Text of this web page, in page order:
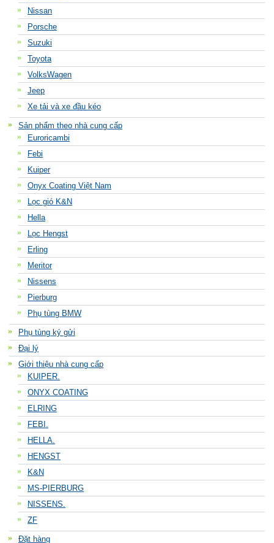
Nissan
Porsche
Suzuki
Toyota
VolksWagen
Jeep
Xe tải và xe đầu kéo
Sản phẩm theo nhà cung cấp
Euroricambi
Febi
Kuiper
Onyx Coating Việt Nam
Lọc gió K&N
Hella
Lọc Hengst
Erling
Meritor
Nissens
Pierburg
Phụ tùng BMW
Phụ tùng ký gửi
Đại lý
Giới thiệu nhà cung cấp
KUIPER.
ONYX COATING
ELRING
FEBI.
HELLA.
HENGST
K&N
MS-PIERBURG
NISSENS.
ZF
Đặt hàng